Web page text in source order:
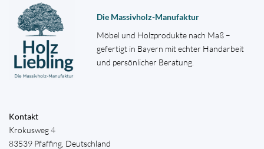
Die Massivholz-Manufaktur
Möbel und Holzprodukte nach Maß –
gefertigt in Bayern mit echter Handarbeit
und persönlicher Beratung.
Kontakt
Krokusweg 4
83539 Pfaffing, Deutschland